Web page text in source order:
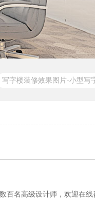
百名高级设计师，欢迎在线